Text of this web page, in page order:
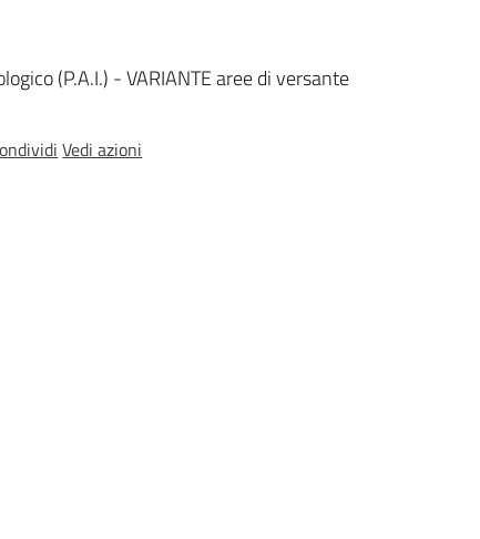
(P.A.I.) - VARIANTE aree di versante
Vedi azioni